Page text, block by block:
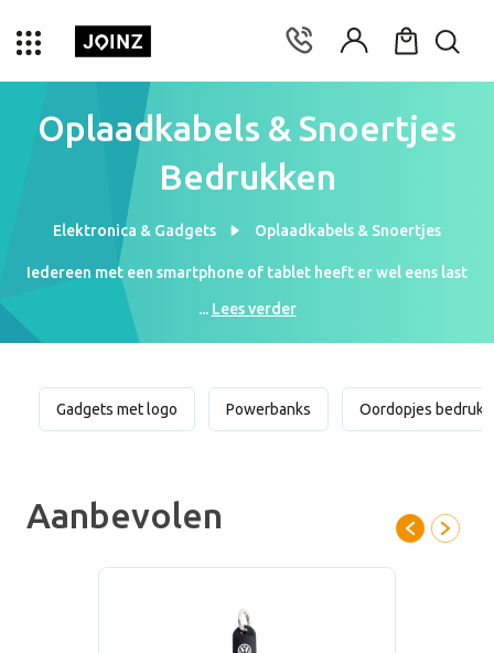
Oplaadkabels & Snoertjes
Bedrukken
Elektronica & Gadgets Oplaadkabels & Snoertjes
Iedereen met een smartphone of tablet heeft er wel eens last
van: je bent onderweg en komt met een lege batterij te zitten.
Dit is ontzettend vervelend als je bijvoorbeeld net nog een
belangrijk belletje moest plegen of een lange reis voor de boeg
Door deze compacte oplader standaard in je tas te stoppen of in
je auto te leggen, ben je altijd zeker van een volle batterij.
is het een mooi product om je bedrijf mee te promoten. Laat hem
bijvoorbeeld bedrukken met jouw bedrijfslogo, of laat de
oplaadkabel geheel naar jouw eigen idee ontwerpen! Met een
eenvoudig je naamsbekendheid. Lees hier alles wat je moet
weten over de 3 in 1 oplaadkabel >
... Lees verder
Gadgets met logo Powerbanks Oordopjes
Aanbevolen